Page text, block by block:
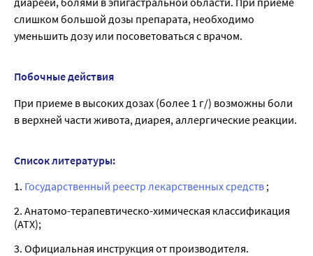
слишком большой дозы препарата, необходимо
уменьшить дозу или посоветоваться с врачом.
Побочные действия
При приеме в высоких дозах (более 1 г/) возможны боли
в верхней части живота, диарея, аллергические реакции.
Список литературы:
1. Государственный реестр лекарственных средств ;
2. Анатомо-терапевтическо-химическая классификация
(ATX);
3. Официальная инструкция от производителя.